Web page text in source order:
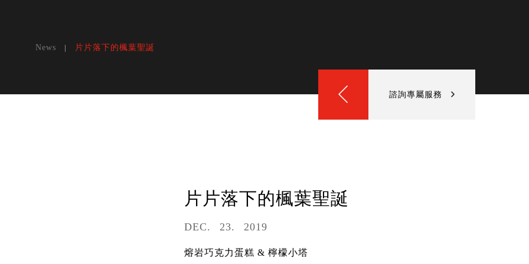
News 片片落下的楓葉聖誕
諮詢專屬服務
片片落下的楓葉聖誕
DEC 23 2019
熔岩巧克力蛋糕 & 檸檬小塔